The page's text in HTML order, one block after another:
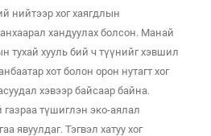
нийтээр хог хаягдлын
хандуулах болсон. Манай
тухай хууль бий ч түүнийг хэвшил
хот болон орон нутагт хог
хэвээр байсаар байна.
түшиглэн эко-аялал
явуулдаг. Тэгвэл хатуу хог